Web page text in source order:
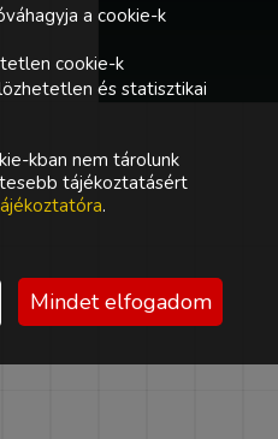
a cookie-k
cookie-k
és statisztikai
kban nem tárolunk
tájékoztatásért
.
Mindet elfogadom